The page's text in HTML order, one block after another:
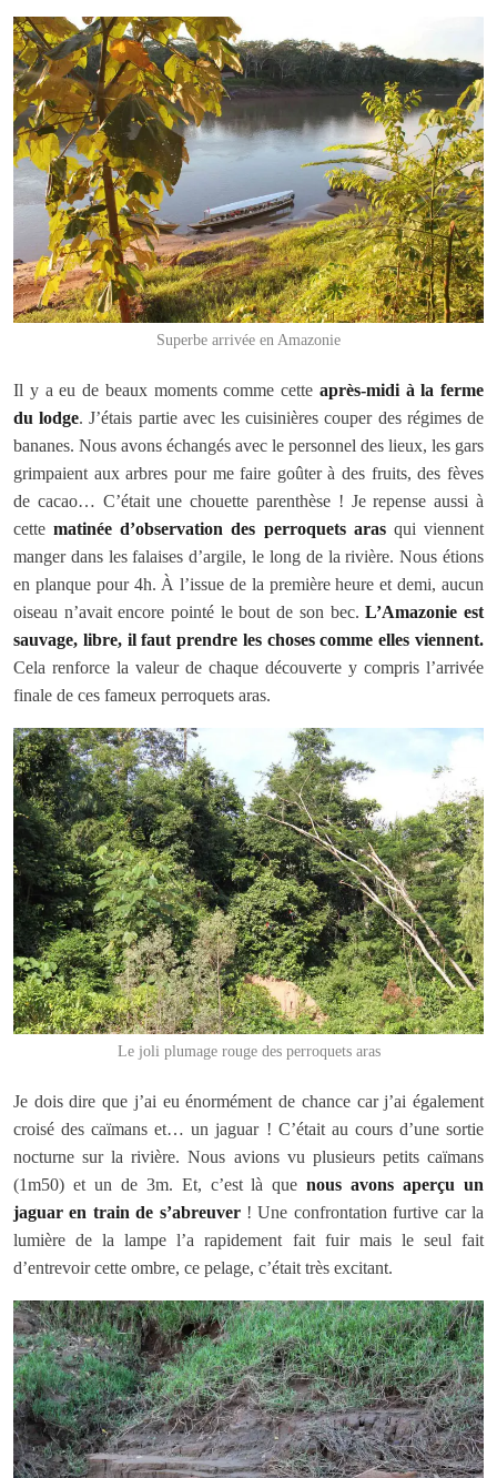
Superbe arrivée en Amazonie
Il y a eu de beaux moments comme cette après-midi à la ferme
du lodge. J’étais partie avec les cuisinières couper des régimes de
bananes. Nous avons échangés avec le personnel des lieux, les gars
grimpaient aux arbres pour me faire goûter à des fruits, des fèves
de cacao… C’était une chouette parenthèse ! Je repense aussi à
cettematinée d’observation des perroquets arasqui viennent
manger dans les falaises d’argile, le long de la rivière. Nous étions
en planque pour 4h. À l’issue de la première heure et demi, aucun
oiseau n’avait encore pointé le bout de son bec.L’Amazonie est
sauvage, libre, il faut prendre les choses comme elles viennent.
Cela renforce la valeur de chaque découverte y compris l’arrivée
finale de ces fameux perroquets aras.
Le joli plumage rouge des perroquets aras
Je dois dire que j’ai eu énormément de chance car j’ai également
croisé des caïmans et… un jaguar ! C’était au cours d’une sortie
nocturne sur la rivière. Nous avions vu plusieurs petits caïmans
(1m50) et un de 3m. Et, c’est là quenous avons aperçu un
jaguar en train de s’abreuver! Une confrontation furtive car la
lumière de la lampe l’a rapidement fait fuir mais le seul fait
d’entrevoir cette ombre, ce pelage, c’était très excitant.